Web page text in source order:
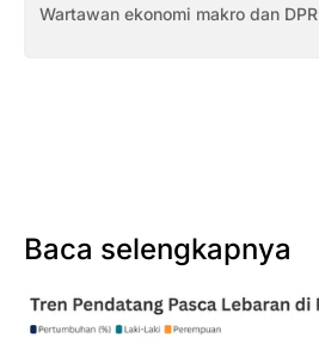
Wartawan ekonomi makro dan DPR
Baca selengkapnya